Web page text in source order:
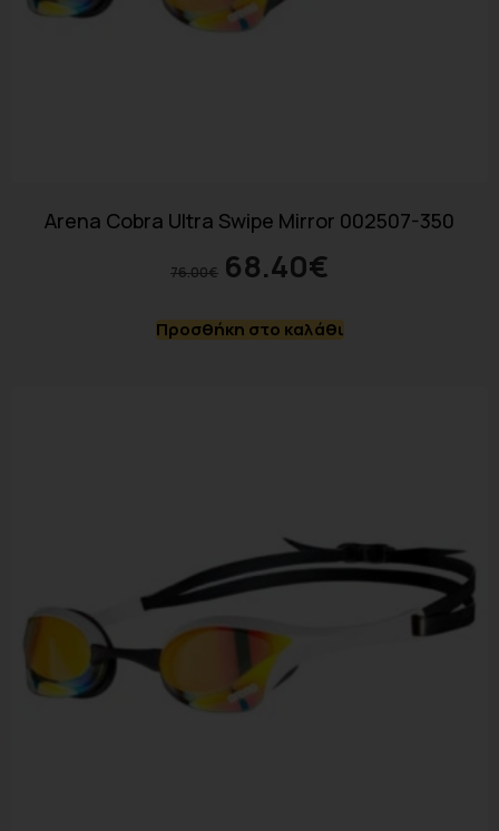
Arena Cobra Ultra Swipe Mirror 002507-350
76.00€ 68.40€
Προσθήκη στο καλάθι